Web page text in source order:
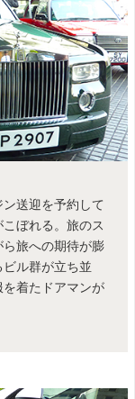
送迎を予約して
ぼれる。旅のス
旅への期待が膨
ル群が立ち並
着たドアマンが